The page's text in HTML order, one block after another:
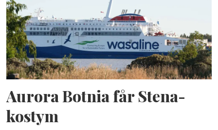
Aurora Botnia får Stena-
kostym